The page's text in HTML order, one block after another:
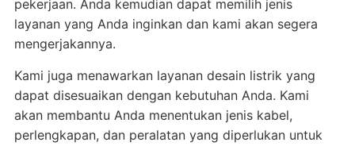
pekerjaan. Anda kemudian dapat memilih jenis
layanan yang Anda inginkan dan kami akan segera
mengerjakannya.
Kami juga menawarkan layanan desain listrik yang
dapat disesuaikan dengan kebutuhan Anda. Kami
akan membantu Anda menentukan jenis kabel,
perlengkapan, dan peralatan yang diperlukan untuk